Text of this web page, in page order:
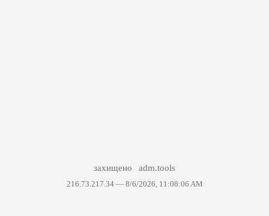
захищено adm.tools
216.73.217.34 — 8/6/2026, 11:08:06 AM